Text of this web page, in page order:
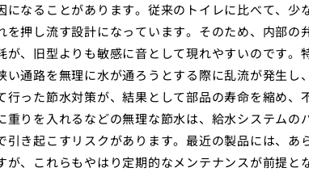
になることがあります。従来のトイレに比べて、少
を押し流す設計になっています。そのため、内部の
が、旧型よりも敏感に音として現れやすいのです。
通路を無理に水が通ろうとする際に乱流が発生し
行った節水対策が、結果として部品の寿命を縮め、
重りを入れるなどの無理な節水は、給水システムの
引き起こすリスクがあります。最近の製品には、あ
、これらもやはり定期的なメンテナンスが前提と